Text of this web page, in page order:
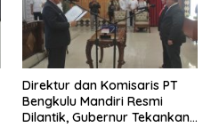
Direktur dan Komisaris PT
Bengkulu Mandiri Resmi
Dilantik, Gubernur Tekankan